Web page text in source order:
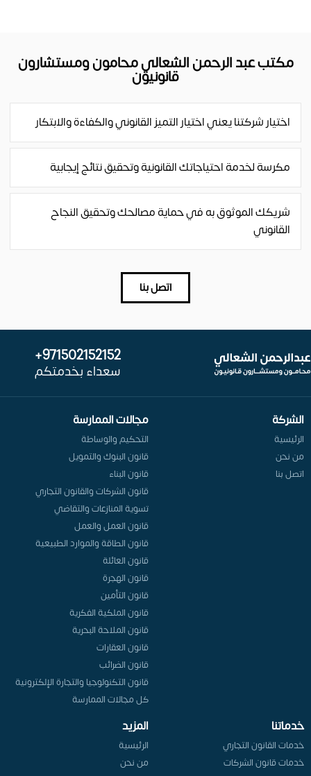
مكتب عبد الرحمن الشعالي محامون ومستشارون
قانونيون
اختيار شركتنا يعني اختيار التميز القانوني والكفاءة والابتكار
مكرسة لخدمة احتياجاتك القانونية وتحقيق نتائج إيجابية
شريكك الموثوق به في حماية مصالحك وتحقيق النجاح
القانوني
اتصل بنا
971502152152+
سعداء بخدمتكم
الشركة
الرئيسية
من نحن
اتصل بنا
مجالات الممارسة
التحكيم والوساطة
قانون البنوك والتمويل
قانون البناء
قانون الشركات والقانون التجاري
تسوية المنازعات والتقاضي
قانون العمل والعمل
قانون الطاقة والموارد الطبيعية
قانون العائلة
قانون الهجرة
قانون التأمين
قانون الملكية الفكرية
قانون الملاحة البحرية
قانون العقارات
قانون الضرائب
قانون التكنولوجيا والتجارة الإلكترونية
كل مجالات الممارسة
خدماتنا
خدمات القانون التجاري
خدمات قانون الشركات
المزيد
الرئيسية
من نحن